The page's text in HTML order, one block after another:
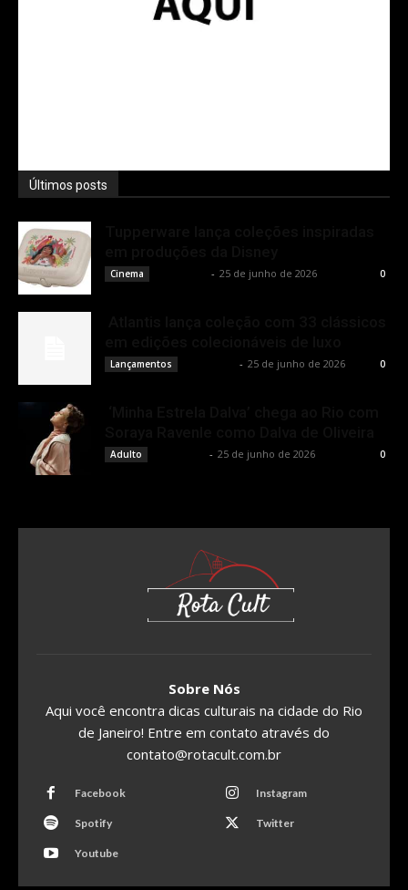
Últimos posts
Cinema - 25 de junho de 2026 0
Lançamentos - 25 de junho de 2026 0
Adulto - 25 de junho de 2026 0
Sobre Nós
Aqui você encontra dicas culturais na cidade do Rio
de Janeiro! Entre em contato através do
contato@rotacult.com.br
Facebook Instagram
Spotify Twitter
Youtube